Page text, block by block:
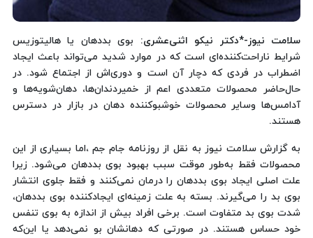
سلامت نیوز-*دکتر نیکو اثنی‌عشری: بوی بد‌دهان یا هالیتوزیس
شرایط ناراحت‌کننده‌ای است که در موارد شدید می‌تواند باعث ایجاد
اضطراب در فردی که دچار آن است و دوری‌اش از اجتماع شود. در
حال‌حاضر محصولات متعددی اعم از خمیردندان‌ها، دهان‌شویه‌ها و
آدامس‌ها وسایر محصولات خوشبوکننده دهان در بازار در دسترس
هستند.
به گزارش سلامت نیوز به نقل از روزنامه جام جم ،اما بسیاری از این
محصولات فقط به‌طور موقت سبب بهبود بوی بد‌دهان می‌شود. زیرا
علت اصلی ایجاد بوی بد‌دهان را درمان نمی‌کنند و فقط جلوی انتشار
بوی بد را می‌گیرند. بسته به علت زمینه‌ای ایجادکننده بوی بد‌دهان،
شدت بوی بد متفاوت است. برخی افراد بیش از اندازه به بوی تنفس
خود حساس هستند. در صورتی که دهانشان بو نمی‌دهد یا این‌که